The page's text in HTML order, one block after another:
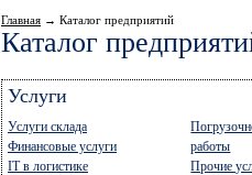
Главная → Каталог предприятий
Каталог
Услуги
Услуги склада
Финансовые услуги
IT в логистике
работы
Прочие